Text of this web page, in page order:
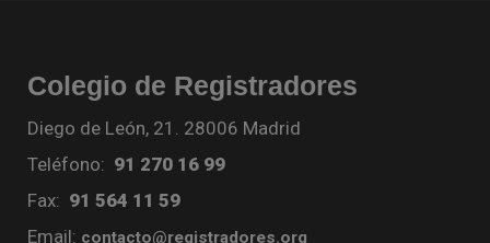
Colegio de Registradores
Diego de León, 21. 28006 Madrid
Teléfono: 91 270 16 99
Fax: 91 564 11 59
Email: contacto@registradores.org